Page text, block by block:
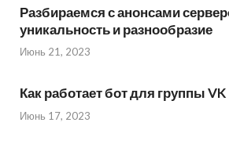
Разбираемся с анонсами
уникальность и разнообразие
Июнь 21, 2023
Как работает бот для группы VK
Июнь 17, 2023